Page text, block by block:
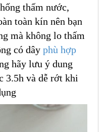
thấm nước,
toàn kín nên bạn
mà không lo thấm
có dây phù hợp
hãy lưu ý dung
3.5h và dễ rớt khi